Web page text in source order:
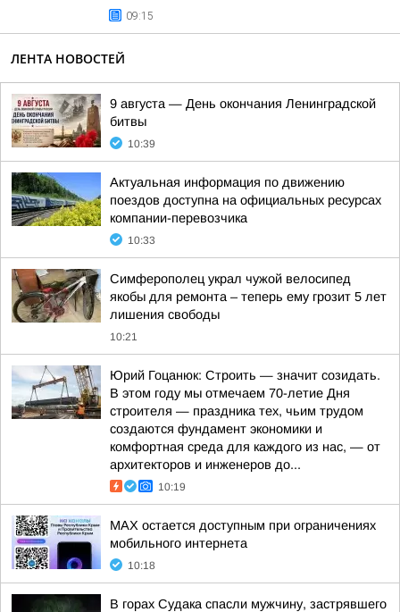
09:15
ЛЕНТА НОВОСТЕЙ
9 августа — День окончания Ленинградской
битвы
10:39
Актуальная информация по движению
поездов доступна на официальных ресурсах
компании-перевозчика
10:33
Симферополец украл чужой велосипед
якобы для ремонта – теперь ему грозит 5 лет
лишения свободы
10:21
Юрий Гоцанюк: Строить — значит созидать.
В этом году мы отмечаем 70-летие Дня
строителя — праздника тех, чьим трудом
создаются фундамент экономики и
комфортная среда для каждого из нас, — от
архитекторов и инженеров до...
10:19
MAX остается доступным при ограничениях
мобильного интернета
10:18
В горах Судака спасли мужчину, застрявшего